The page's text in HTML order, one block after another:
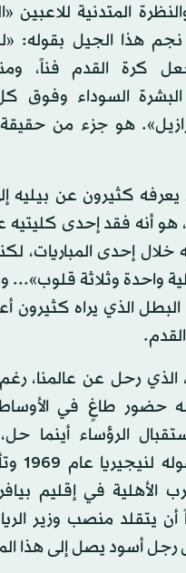
والنظرة المتدنية للاعبين
نجم هذا الجيل بقوله:
كرة القدم فناً،
السوداء
هو جزء من
كثيرون عن بيليه
هو أنه فقد إحدى
إحدى المباريات،
واحدة وثلاثة قلوب»...
الذي يراه كثيرون
الذي رحل عن عالمنا،
حضور طاغٍ في
الرؤساء أينما
الأهلية في إقليم
أن يتقلد منصب وزير